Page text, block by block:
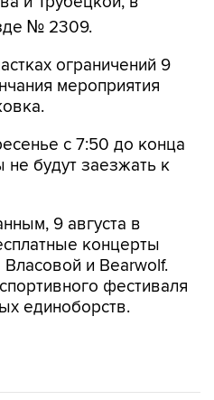
ограничений 9
с 7:50 до конца
9 августа в
и Bearwolf.
фестиваля
единоборств.